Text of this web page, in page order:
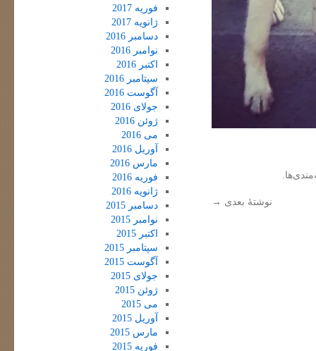
نوشتهٔ بعدی →
فوریه 2017
ژانویه 2017
دسامبر 2016
نوامبر 2016
اکتبر 2016
سپتامبر 2016
آگوست 2016
جولای 2016
ژوئن 2016
می 2016
آوریل 2016
مارس 2016
فوریه 2016
ژانویه 2016
دسامبر 2015
نوامبر 2015
اکتبر 2015
سپتامبر 2015
آگوست 2015
جولای 2015
ژوئن 2015
می 2015
آوریل 2015
مارس 2015
فوریه 2015